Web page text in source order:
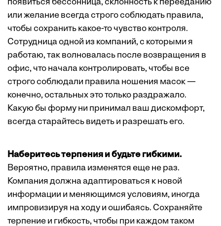
появиться бессонница, склонность к перееданию
или желание всегда строго соблюдать правила,
чтобы сохранить какое-то чувство контроля.
Сотрудница одной из компаний, с которыми я
работаю, так волновалась после возвращения в
офис, что начала контролировать, чтобы все
строго соблюдали правила ношения масок —
конечно, остальных это только раздражало.
Какую бы форму ни принимал ваш дискомфорт,
всегда старайтесь видеть и разрешать его.
Наберитесь терпения и будьте гибкими.
Вероятно, правила изменятся еще не раз.
Компания должна адаптироваться к новой
информации и меняющимся условиям, иногда
импровизируя на ходу и ошибаясь. Сохраняйте
терпение и гибкость, чтобы при каждом таком